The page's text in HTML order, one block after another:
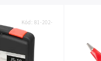
Kód:81-202-